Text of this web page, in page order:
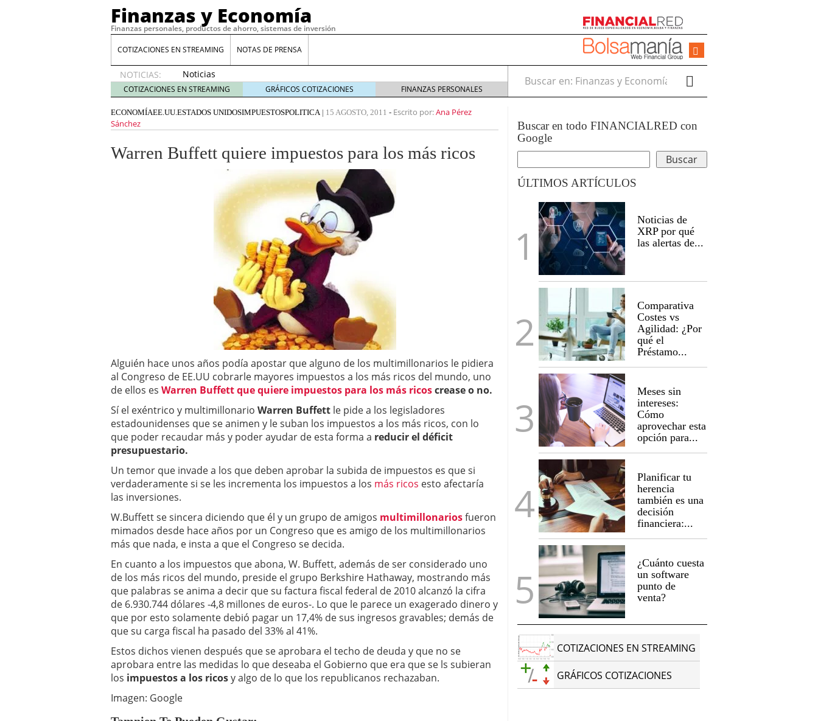
Finanzas y Economía
Finanzas personales, productos de ahorro, sistemas de inversión
COTIZACIONES EN STREAMING NOTAS DE PRENSA
NOTICIAS:
Noticias
de XRP
por qué
las
whales
suelen
Comparativa Costes vs Agilidad: ¿Por qué el Préstamo Promotor privado
12 de diciembre de 2025
Meses sin intereses: Cómo aprovechar esta opción para gestionar tus
24 de noviembre de 2025
Planificar tu herencia también es una decisión financiera: cómo anticiparte
21 de noviembre de 2025
¿Cuánto cuesta un software punto de venta?
3 de octubre de 2025
COTIZACIONES EN STREAMING GRÁFICOS COTIZACIONES FINANZAS PERSONALES
Buscar en:
ECONOMÍAEE.UU.ESTADOS UNIDOSIMPUESTOSPOLITICA| 15 AGOSTO, 2011 - Escrito por:Ana Pérez
Sánchez
Warren Buffett quiere impuestos para los más ricos
Alguién hace unos años podía apostar que alguno de los multimillonarios le pidiera
al Congreso de EE.UU cobrarle mayores impuestos a los más ricos del mundo, uno
de ellos es Warren Buffett que quiere impuestos para los más ricoscrease o no.
Sí el exéntrico y multimillonario Warren Buffett le pide a los legisladores
estadounidenses que se animen y le suban los impuestos a los más ricos, con lo
que poder recaudar más y poder ayudar de esta forma a reducir el déficit
presupuestario.
Un temor que invade a los que deben aprobar la subida de impuestos es que si
verdaderamente si se les incrementa los impuestos a los más ricos esto afectaría
las inversiones.
W.Buffett se sincera diciendo que él y un grupo de amigos multimillonariosfueron
mimados desde hace años por un Congreso que es amigo de los multimillonarios
más que nada, e insta a que el Congreso se decida.
En cuanto a los impuestos que abona, W. Buffett, además de ser considerado uno
de los más ricos del mundo, preside el grupo Berkshire Hathaway, mostrando más
que palabras se anima a decir que su factura fiscal federal de 2010 alcanzó la cifra
de 6.930.744 dólares -4,8 millones de euros-. Lo que le parece un exagerado dinero y
que por esto solamente debió pagar un 17,4% de sus ingresos gravables; demás de
que su carga fiscal ha pasado del 33% al 41%.
Estos dichos vienen después que se aprobara el techo de deuda y que no se
aprobara entre las medidas lo que deseaba el Gobierno que era que se ls subieran
los impuestos a los ricosy algo de lo que los republicanos rechazaban.
Imagen: Google
Buscar en todo FINANCIALRED con
Google
ÚLTIMOS ARTÍCULOS
Noticias de
XRP por qué
las alertas de...
Comparativa
Costes vs
Agilidad: ¿Por
qué el
Préstamo...
Meses sin
intereses:
Cómo
aprovechar esta
opción para...
Planificar tu
herencia
también es una
decisión
financiera:...
¿Cuánto cuesta
un software
punto de
venta?
COTIZACIONES EN STREAMING
GRÁFICOS COTIZACIONES